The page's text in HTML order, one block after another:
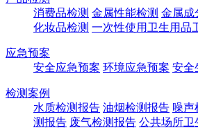
消费品检测 金属性能检测 金属成
化妆品检测 一次性使用卫生用品
应急预案
安全应急预案 环境应急预案 安全
检测案例
水质检测报告 油烟检测报告 噪声
测报告 废气检测报告 公共场所卫